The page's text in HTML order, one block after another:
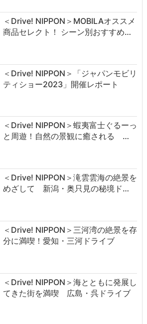
＜Drive! NIPPON＞MOBILAオススメ
商品セレクト！ シーン別おすすめ…
＜Drive! NIPPON＞「ジャパンモビリ
ティショー2023」開催レポート
＜Drive! NIPPON＞蝦夷富士ぐるーっ
と周遊！自然の景観に癒される …
＜Drive! NIPPON＞滝雲雲海の絶景を
めざして 新潟・奥只見の秘境ド…
＜Drive! NIPPON＞三河湾の絶景を存
分に満喫！愛知・三河ドライブ
＜Drive! NIPPON＞海とともに発展し
てきた街を満喫 広島・呉ドライブ